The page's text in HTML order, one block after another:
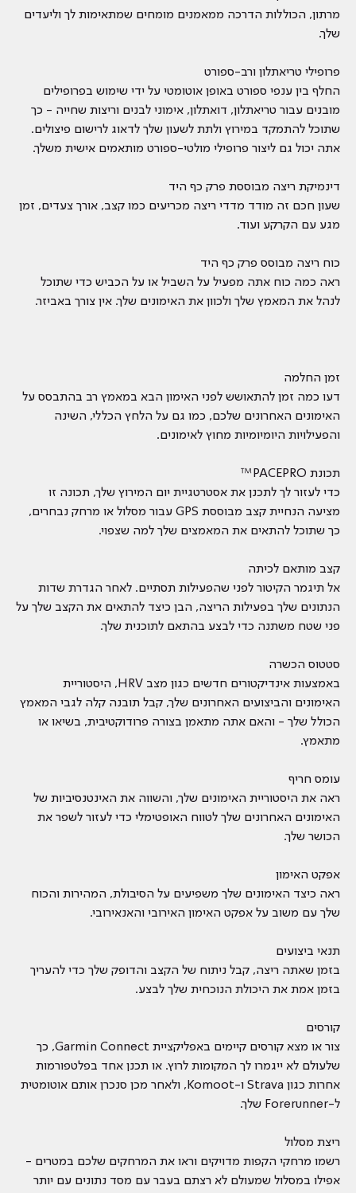
מרתון, הכוללות הדרכה ממאמנים מומחים שמתאימות לך וליעדים
שלך.
פרופילי טריאתלון ורב-ספורט
החלף בין ענפי ספורט באופן אוטומטי על ידי שימוש בפרופילים
מובנים עבור טריאתלון, דואתלון, אימוני לבנים וריצות שחייה - כך
שתוכל להתמקד במירוץ ולתת לשעון שלך לדאוג לרישום פיצולים.
אתה יכול גם ליצור פרופילי מולטי-ספורט מותאמים אישית משלך.
דינמיקת ריצה מבוססת פרק כף היד
שעון חכם זה מודד מדדי ריצה מכריעים כמו קצב, אורך צעדים, זמן
מגע עם הקרקע ועוד.
כוח ריצה מבוסס פרק כף היד
ראה כמה כוח אתה מפעיל על השביל או על הכביש כדי שתוכל
לנהל את המאמץ שלך ולכוון את האימונים שלך. אין צורך באביזר.
זמן החלמה
דעו כמה זמן להתאושש לפני האימון הבא במאמץ רב בהתבסס על
האימונים האחרונים שלכם, כמו גם על הלחץ הכללי, השינה
והפעילויות היומיומיות מחוץ לאימונים.
תכונת PACEPRO™
כדי לעזור לך לתכנן את אסטרטגיית יום המירוץ שלך, תכונה זו
מציעה הנחיית קצב מבוססת GPS עבור מסלול או מרחק נבחרים,
כך שתוכל להתאים את המאמצים שלך למה שצפוי.
קצב מותאם לכיתה
אל תיגמר הקיטור לפני שהפעילות תסתיים. לאחר הגדרת שדות
הנתונים שלך בפעילות הריצה, הבן כיצד להתאים את הקצב שלך על
פני שטח משתנה כדי לבצע בהתאם לתוכנית שלך.
סטטוס הכשרה
באמצעות אינדיקטורים חדשים כגון מצב HRV, היסטוריית
האימונים והביצועים האחרונים שלך, קבל תובנה קלה לגבי המאמץ
הכולל שלך - והאם אתה מתאמן בצורה פרודוקטיבית, בשיאו או
מתאמץ.
עומס חריף
ראה את היסטוריית האימונים שלך, והשווה את האינטנסיביות של
האימונים האחרונים שלך לטווח האופטימלי כדי לעזור לשפר את
הכושר שלך.
אפקט האימון
ראה כיצד האימונים שלך משפיעים על הסיבולת, המהירות והכוח
שלך עם משוב על אפקט האימון האירובי והאנאירובי.
תנאי ביצועים
בזמן שאתה ריצה, קבל ניתוח של הקצב והדופק שלך כדי להעריך
בזמן אמת את היכולת הנוכחית שלך לבצע.
קורסים
צור או מצא קורסים קיימים באפליקציית Garmin Connect, כך
שלעולם לא ייגמרו לך המקומות לרוץ. או תכנן אחד בפלטפורמות
אחרות כגון Strava ו-Komoot, ולאחר מכן סנכרן אותם אוטומטית
ל-Forerunner שלך.
ריצת מסלול
רשמו מרחקי הקפות מדויקים וראו את המרחקים שלכם במטרים -
אפילו במסלול שמעולם לא רצתם בעבר עם מסד נתונים עם יותר